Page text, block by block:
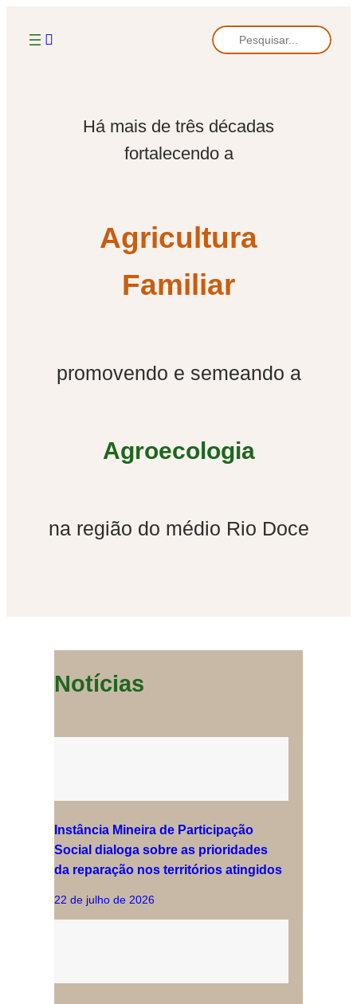
Há mais de três décadas
fortalecendo a
Agricultura
Familiar
promovendo e semeando a
Agroecologia
na região do médio Rio Doce
Notícias
Instância Mineira de Participação
Social dialoga sobre as prioridades
da reparação nos territórios atingidos
22 de julho de 2026